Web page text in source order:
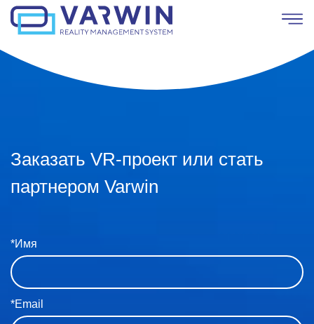
Заказать VR-проект или стать
партнером Varwin
*Имя
*Email